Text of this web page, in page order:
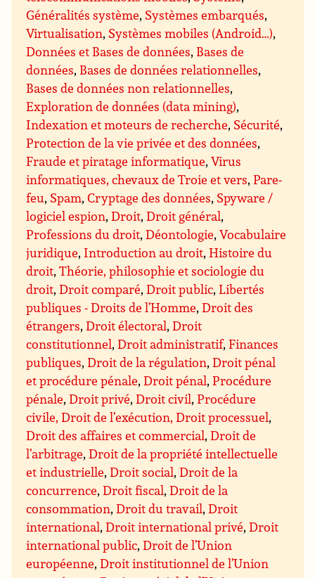
Généralités système, Systèmes embarqués,
Virtualisation, Systèmes mobiles (Android…),
Données et Bases de données, Bases de
données, Bases de données relationnelles,
Bases de données non relationnelles,
Exploration de données (data mining),
Indexation et moteurs de recherche, Sécurité,
Protection de la vie privée et des données,
Fraude et piratage informatique,Virus
informatiques, chevaux de Troie et vers,Pare-
feu, Spam,Cryptage des données, Spyware /
logiciel espion,Droit,Droit général,
Professions du droit,Déontologie,Vocabulaire
juridique, Introduction au droit,Histoire du
droit,Théorie, philosophie et sociologie du
droit,Droit comparé,Droit public,Libertés
publiques - Droits de l’Homme,Droit des
étrangers,Droit électoral,Droit
constitutionnel,Droit administratif,Finances
publiques,Droit de la régulation,Droit pénal
et procédure pénale,Droit pénal,Procédure
pénale,Droit privé,Droit civil,Procédure
civile, Droit de l’exécution, Droit processuel,
Droit des affaires et commercial,Droit de
l’arbitrage,Droit de la propriété intellectuelle
et industrielle,Droit social,Droit de la
concurrence,Droit fiscal,Droit de la
consommation,Droit du travail,Droit
international,Droit international privé,Droit
international public,Droit de l’Union
européenne,Droit institutionnel de l’Union